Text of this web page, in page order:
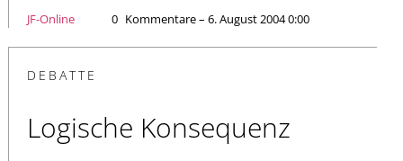
JF-Online 0 Kommentare – 6. August 2004 0:00
DEBATTE
Logische Konsequenz